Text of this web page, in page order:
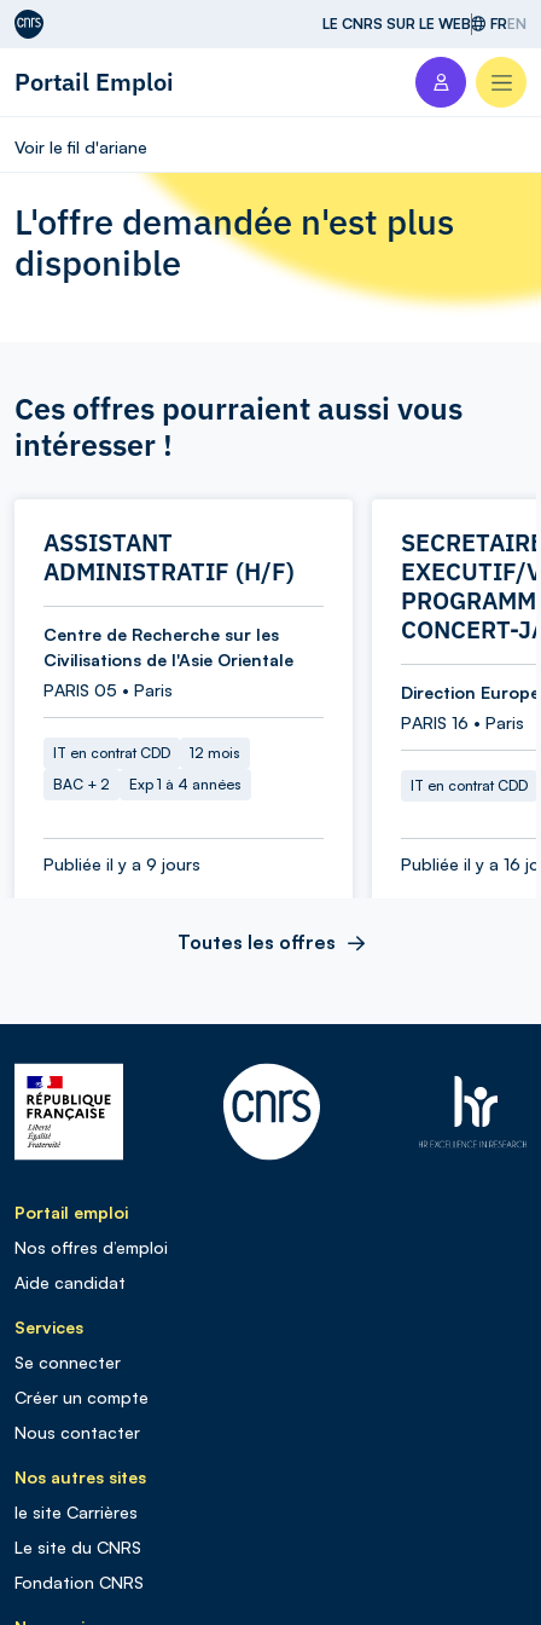
Aller au contenu LE CNRS SUR LE WEB FREN
Portail Emploi
Voir le fil d'ariane
L'offre demandée n'est plus
disponible
Ces offres pourraient aussi vous
intéresser !
ASSISTANT
ADMINISTRATIF (H/F)
Centre de Recherche sur les
Civilisations de l'Asie Orientale
PARIS 05 • Paris
IT en contrat CDD
12 mois
BAC + 2
Exp 1 à 4 années
Publiée il y a 9 jours
EXECUTIF/
CONCERT-
Direction
PARIS 16 • Paris
IT en contrat CDD
Publiée il y a 16
Toutes les offres
Portail emploi
Nos offres d’emploi
Aide candidat
Services
Se connecter
Créer un compte
Nous contacter
Nos autres sites
le site Carrières
Le site du CNRS
Fondation CNRS